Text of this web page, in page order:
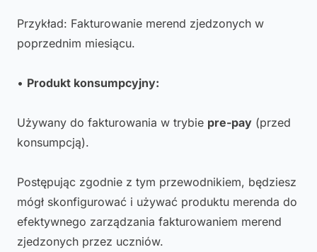
Przykład: Fakturowanie merend zjedzonych w
poprzednim miesiącu.
• Produkt konsumpcyjny:
Używany do fakturowania w trybie pre-pay (przed
konsumpcją).
Postępując zgodnie z tym przewodnikiem, będziesz
mógł skonfigurować i używać produktu merenda do
efektywnego zarządzania fakturowaniem merend
zjedzonych przez uczniów.